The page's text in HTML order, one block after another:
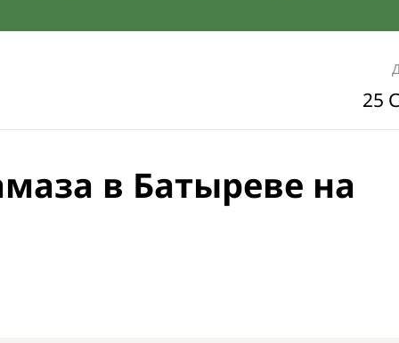
25
в Батыреве на